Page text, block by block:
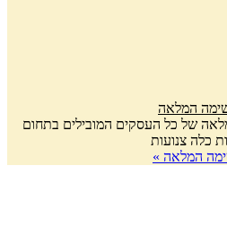
המלאה
של כל העסקים המובילים בתחום
כלה צנועות
המלאה »